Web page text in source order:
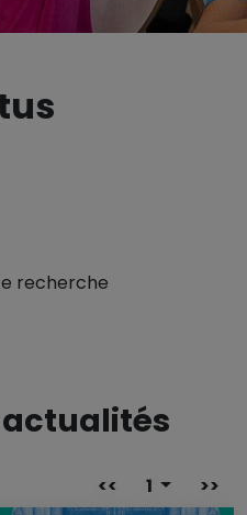
recherche
actualités
<< 1 >>